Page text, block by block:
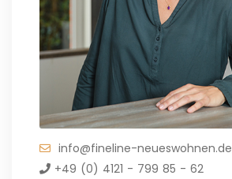
info@fineline-neueswohnen.de
+49 (0) 4121 - 799 85 - 62